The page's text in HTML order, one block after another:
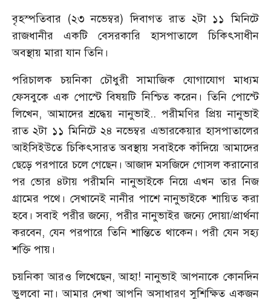
বৃহস্পতিবার (২৩ নভেম্বর) দিবাগত রাত ২টা ১১ মিনিটে
রাজধানীর একটি বেসরকারি হাসপাতালে চিকিৎসাধীন
অবস্থায় মারা যান তিনি।
পরিচালক চয়নিকা চৌধুরী সামাজিক যোগাযোগ মাধ্যম
ফেসবুকে এক পোস্টে বিষয়টি নিশ্চিত করেন। তিনি পোস্টে
লিখেন, আমাদের শ্রদ্ধেয় নানুভাই.. পরীমণির প্রিয় নানুভাই
রাত ২টা ১১ মিনিটে ২৪ নভেম্বর এভারকেয়ার হাসপাতালের
আইসিইউতে চিকিৎসারত অবস্থায় সবাইকে কাঁদিয়ে আমাদের
ছেড়ে পরপারে চলে গেছেন। আজাদ মসজিদে গোসল করানোর
পর ভোর ৪টায় পরীমনি নানুভাইকে নিয়ে এখন তার নিজ
গ্রামের পথে। সেখানেই নানীর পাশে নানুভাইকে শায়িত করা
হবে। সবাই পরীর জন্যে, পরীর নানুভাইর জন্যে দোয়া/প্রার্থনা
করবেন, যেন পরপারে তিনি শান্তিতে থাকেন। পরী যেন সহ্য
শক্তি পায়।
চয়নিকা আরও লিখেছেন, আহা! নানুভাই আপনাকে কোনদিন
ভুলবো না। আমার দেখা আপনি অসাধারণ সুশিক্ষিত একজন